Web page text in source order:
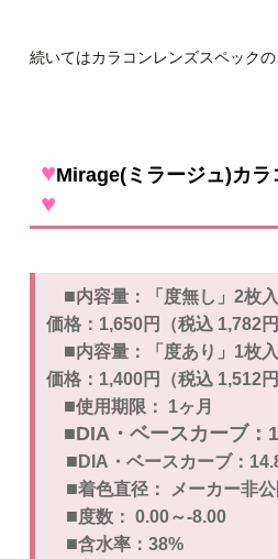
続いてはカラコンレンズスペック
♥Mirage(ミラージュ)カラ
♥
■内容量：「度無し」2枚
価格：1,650円（税込 1,782円
■内容量：「度あり」1枚
価格：1,400円（税込 1,512円
■使用期限： 1ヶ月
■DIA・ベースカーブ
■ DIA・ベースカーブ：
■着色直径： メーカー非公
■度数： 0.00～-8.00
■含水率：38%